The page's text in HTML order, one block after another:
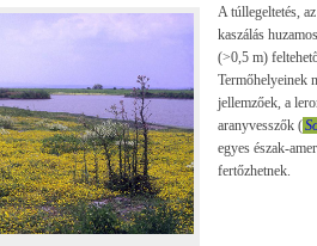
A túllegeltetés,
kaszálás
(>0,5 m)
Termőhelyeinek
jellemzőek, a
aranyvesszők (
egyes észak-
fertőzhetnek.